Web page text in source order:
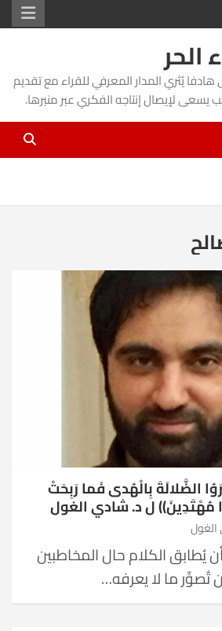
الحر
يُثري المدار المعرفي للقراء مع تقديم
لإيصال إنتاجه الفكري عبر منبرها.
الضَّلالَةَ بِالْهُدى فَما رَبِحَتْ
مُهْتَدِينَ)) ل د. شادي الغول
يُطابق الكلام حال المخاطبين
تُصوِّر ما لا يعرفه…